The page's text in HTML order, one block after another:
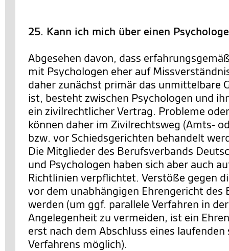
25. Kann ich mich über einen
Abgesehen davon, dass
mit Psychologen eher auf
daher zunächst primär das unmittelbare
ist, besteht zwischen Psychologen und
ein zivilrechtlicher Vertrag. Probleme
können daher im Zivilrechtsweg (Amts-
bzw. vor Schiedsgerichten behandelt
Die Mitglieder des Berufsverbands
und Psychologen haben sich aber auch
Richtlinien verpflichtet. Verstöße gegen
vor dem unabhängigen Ehrengericht des
werden (um ggf. parallele Verfahren in
Angelegenheit zu vermeiden, ist ein
erst nach dem Abschluss eines
Verfahrens möglich).